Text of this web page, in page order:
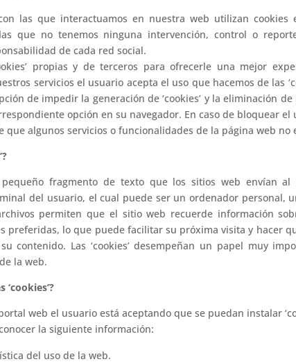
las que interactuamos en nuestra web utilizan cookies
que no tenemos ninguna intervención, control o
de cada red social.
propias y de terceros para ofrecerle una mejor
servicios el usuario acepta el uso que hacemos de las
de impedir la generación de ‘cookies’ y la eliminación
opción en su navegador. En caso de bloquear el
que algunos servicios o funcionalidades de la página web no
pequeño fragmento de texto que los sitios web envían
del usuario, el cual puede ser un ordenador personal,
permiten que el sitio web recuerde información
preferidas, lo que puede facilitar su próxima visita y hacer
contenido. Las ‘cookies’ desempeñan un papel muy
la web.
‘cookies’?
web el usuario está aceptando que se puedan instalar
la siguiente información:
del uso de la web.